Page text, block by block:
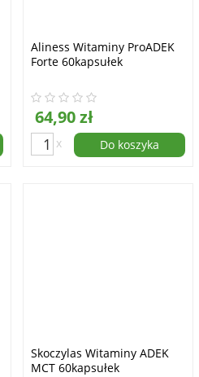
Aliness Witaminy ProADEK
Forte 60kapsułek
64,90 zł
x Do koszyka
Skoczylas Witaminy ADEK
MCT 60kapsułek